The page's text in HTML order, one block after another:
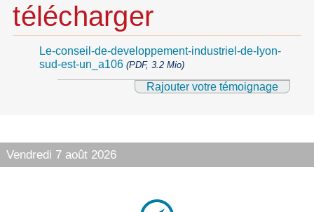
télécharger
Le-conseil-de-developpement-industriel-de-lyon-
sud-est-un_a106 (PDF, 3.2 Mio)
Rajouter votre témoignage
Vendredi 7 août 2026